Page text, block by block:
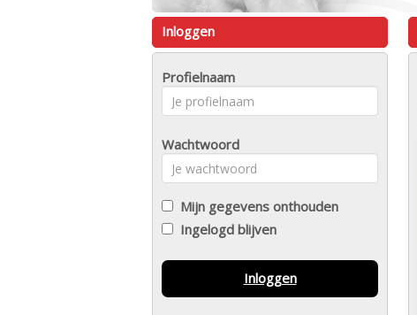
Inloggen
Profielnaam
Wachtwoord
Mijn gegevens onthouden
Ingelogd blijven
Inloggen